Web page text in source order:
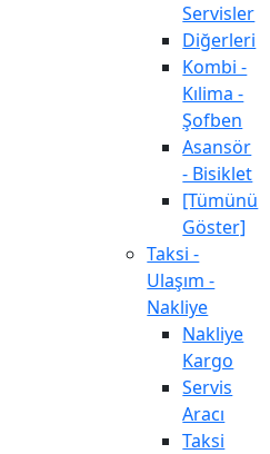
Servisler
Diğerleri
Kombi -
Kılima -
Şofben
Asansör
- Bisiklet
[Tümünü
Göster]
Taksi -
Ulaşım -
Nakliye
Nakliye
Kargo
Servis
Aracı
Taksi